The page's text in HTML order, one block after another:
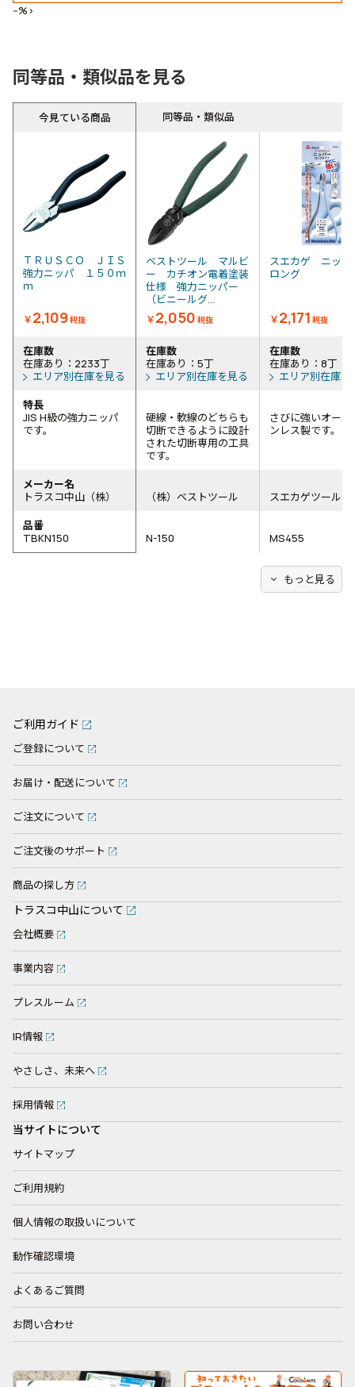
--%>
同等品・類似品を見る
今見ている商品 同等品・類似品
ＴＲＵＳＣＯ ＪＩＳ
強力ニッパ １５０ｍ
ｍ
￥2,109 税抜
ベストツール マルビ
ー カチオン電着塗装
仕様 強力ニッパー
（ビニールグ...
￥2,050 税抜
スエカゲ ニッ
ロング
￥2,171 税抜
在庫数
在庫あり：2233丁
エリア別在庫を見る
在庫数
在庫あり：5丁
エリア別在庫を見る
在庫数
在庫あり：8丁
エリア別在庫を
特長
JIS H級の強力ニッパ
です。
硬線・軟線のどちらも
切断できるように設計
された切断専用の工具
です。
さびに強いオール
ンレス製です。
メーカー名
トラスコ中山（株）
（株）ベストツール
スエカゲツール（
品番
TBKN150
N-150 MS455
expand_more もっと見る
ご利用ガイド
ご登録について
お届け・配送について
ご注文について
ご注文後のサポート
商品の探し方
トラスコ中山について
会社概要
事業内容
プレスルーム
IR情報
やさしさ、未来へ
採用情報
当サイトについて
サイトマップ
ご利用規約
個人情報の取扱いについて
動作確認環境
よくあるご質問
お問い合わせ